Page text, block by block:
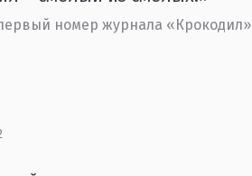
номер журнала «Крокодил»